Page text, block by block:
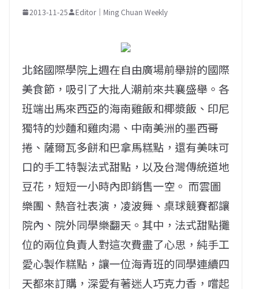
2013-11-25 Editor｜Ming Chuan Weekly
北銘國際學院上週在自由廣場前舉辦的國際
美食節，吸引了大批人潮前來共襄盛舉。各
班端出馬來西亞的海南雞飯和椰漿飯、印尼
獨特的炒麵和雞肉湯、中南美洲的墨西哥
捲、薩爾瓦多餅和巴拿馬糕點，還有美味可
口的手工特製法式甜點，以及台灣傳統道地
豆花，短短一小時內即銷售一空。 而雲圖
樂團、熱音社表演，凌波舞、桌球競賽都讓
院內、院外同學樂翻天。其中，法式甜點攤
位的兩位負責人對這次費盡了心思，純手工
愛心製作糕點，讓一位海青班的同學連續四
天都來訂購，深愛有著迷人巧克力香，嚐起